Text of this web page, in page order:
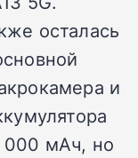
осталась
и
000 мАч, но